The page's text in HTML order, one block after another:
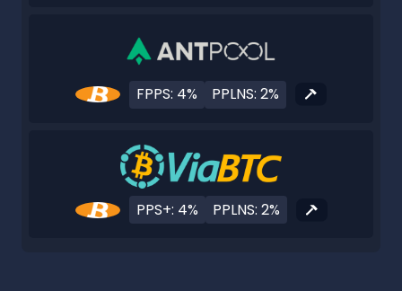
FPPS: 4% PPLNS: 2%
PPS+: 4% PPLNS: 2%